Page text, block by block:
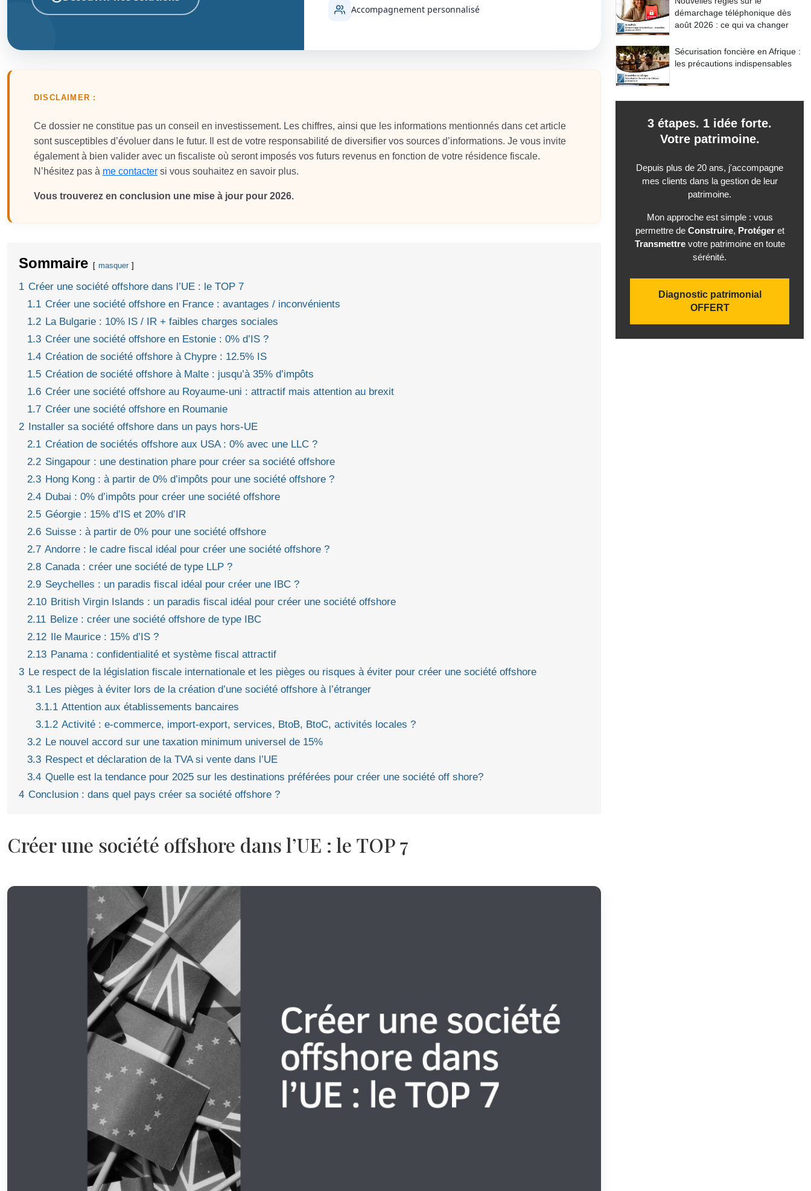
Accompagnement personnalisé
DISCLAIMER :
Ce dossier ne constitue pas un conseil en investissement. Les chiffres, ainsi que les informations mentionnés dans cet article
sont susceptibles d’évoluer dans le futur. Il est de votre responsabilité de diversifier vos sources d’informations. Je vous invite
également à bien valider avec un fiscaliste où seront imposés vos futurs revenus en fonction de votre résidence fiscale.
N’hésitez pas à me contacter si vous souhaitez en savoir plus.
Vous trouverez en conclusion une mise à jour pour 2026.
Sommaire masquer
1 Créer une société offshore dans l’UE : le TOP 7
1.1 Créer une société offshore en France : avantages / inconvénients
1.2 La Bulgarie : 10% IS / IR + faibles charges sociales
1.3 Créer une société offshore en Estonie : 0% d’IS ?
1.4 Création de société offshore à Chypre : 12.5% IS
1.5 Création de société offshore à Malte : jusqu’à 35% d’impôts
1.6 Créer une société offshore au Royaume-uni : attractif mais attention au brexit
1.7 Créer une société offshore en Roumanie
2 Installer sa société offshore dans un pays hors-UE
2.1 Création de sociétés offshore aux USA : 0% avec une LLC ?
2.2 Singapour : une destination phare pour créer sa société offshore
2.3 Hong Kong : à partir de 0% d’impôts pour une société offshore ?
2.4 Dubai : 0% d’impôts pour créer une société offshore
2.5 Géorgie : 15% d’IS et 20% d’IR
2.6 Suisse : à partir de 0% pour une société offshore
2.7 Andorre : le cadre fiscal idéal pour créer une société offshore ?
2.8 Canada : créer une société de type LLP ?
2.9 Seychelles : un paradis fiscal idéal pour créer une IBC ?
2.10 British Virgin Islands : un paradis fiscal idéal pour créer une société offshore
2.11 Belize : créer une société offshore de type IBC
2.12 Ile Maurice : 15% d’IS ?
2.13 Panama : confidentialité et système fiscal attractif
3 Le respect de la législation fiscale internationale et les pièges ou risques à éviter pour créer une société offshore
3.1 Les pièges à éviter lors de la création d’une société offshore à l’étranger
3.1.1 Attention aux établissements bancaires
3.1.2 Activité : e-commerce, import-export, services, BtoB, BtoC, activités locales ?
3.2 Le nouvel accord sur une taxation minimum universel de 15%
3.3 Respect et déclaration de la TVA si vente dans l’UE
3.4 Quelle est la tendance pour 2025 sur les destinations préférées pour créer une société off shore?
4 Conclusion : dans quel pays créer sa société offshore ?
Créer une société offshore dans l’UE : le TOP 7
démarchage téléphonique dès
août 2026 : ce qui va changer
Sécurisation foncière en Afrique :
les précautions indispensables
3 étapes. 1 idée forte.
Votre patrimoine.
Depuis plus de 20 ans, j'accompagne
mes clients dans la gestion de leur
patrimoine.
Mon approche est simple : vous
permettre de Construire, Protégeret
Transmettrevotre patrimoine en toute
sérénité.
Diagnostic patrimonial
OFFERT